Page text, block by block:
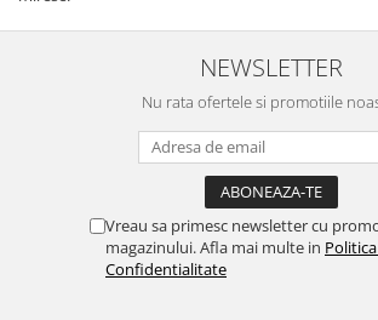
NEWSLETTER
Nu rata ofertele si promotiile
Vreau sa primesc newsletter cu
magazinului. Afla mai multe in
Confidentialitate